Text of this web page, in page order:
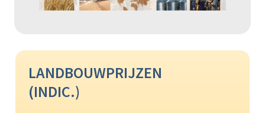
LANDBOUWPRIJZEN
(INDIC.)